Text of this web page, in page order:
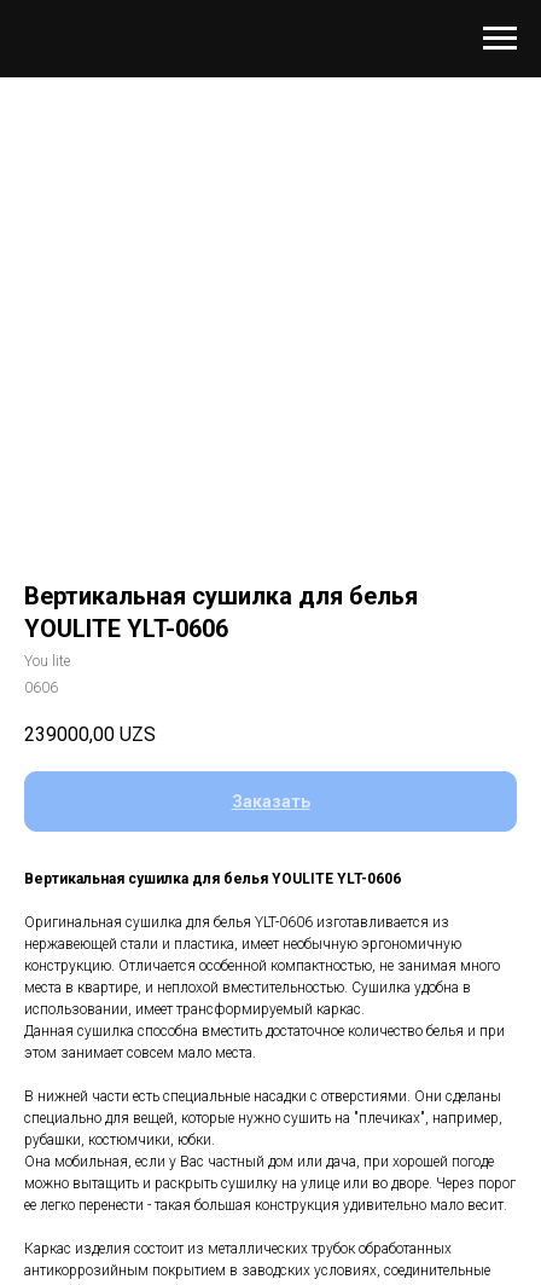
Вертикальная сушилка для белья
YOULITE YLT-0606
You lite
0606
239000,00 UZS
Заказать
Вертикальная сушилка для белья YOULITE YLT-0606
Оригинальная сушилка для белья YLT-0606 изготавливается из
нержавеющей стали и пластика, имеет необычную эргономичную
конструкцию. Отличается особенной компактностью, не занимая много
места в квартире, и неплохой вместительностью. Сушилка удобна в
использовании, имеет трансформируемый каркас.
Данная сушилка способна вместить достаточное количество белья и при
этом занимает совсем мало места.
В нижней части есть специальные насадки с отверстиями. Они сделаны
специально для вещей, которые нужно сушить на "плечиках", например,
рубашки, костюмчики, юбки.
Она мобильная, если у Вас частный дом или дача, при хорошей погоде
можно вытащить и раскрыть сушилку на улице или во дворе. Через порог
ее легко перенести - такая большая конструкция удивительно мало весит.
Каркас изделия состоит из металлических трубок обработанных
антикоррозийным покрытием в заводских условиях, соединительные